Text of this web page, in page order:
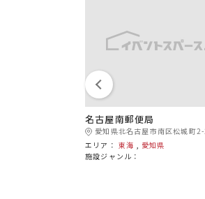
名古屋南郵便局
愛知県北名古屋市南区松城町
エリア： 東海
愛知県
施設ジャンル：